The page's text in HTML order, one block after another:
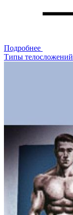
Подробнее
Типы телосложений